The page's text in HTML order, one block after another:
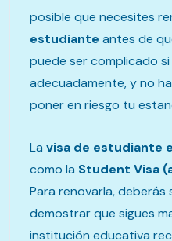
posible que necesites
estudiante antes de
puede ser complicado
adecuadamente, y no
poner en riesgo tu
La visa de estudiante
como la Student Visa
Para renovarla, deberás
demostrar que sigues
institución educativa